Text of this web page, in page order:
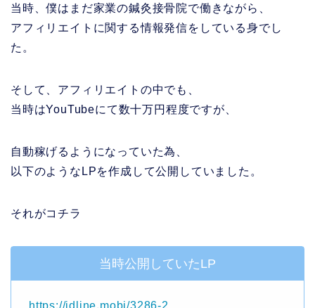
当時、僕はまだ家業の鍼灸接骨院で働きながら、
アフィリエイトに関する情報発信をしている身でし
た。
そして、アフィリエイトの中でも、
当時はYouTubeにて数十万円程度ですが、
自動稼げるようになっていた為、
以下のようなLPを作成して公開していました。
それがコチラ
当時公開していたLP
https://jdline.mobi/3286-2